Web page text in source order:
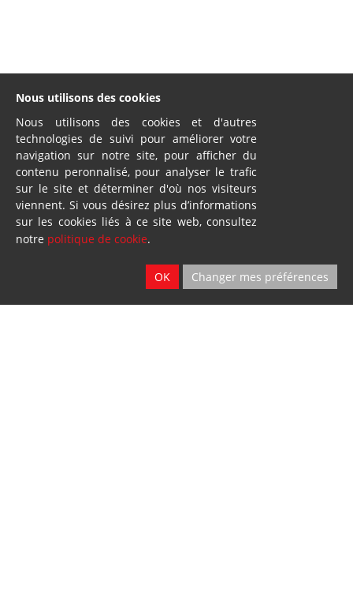
Nous utilisons des cookies
Nous utilisons des cookies et d'autres
technologies de suivi pour améliorer votre
navigation sur notre site, pour afficher du
contenu peronnalisé, pour analyser le trafic
sur le site et déterminer d'où nos visiteurs
viennent. Si vous désirez plus d’informations
sur les cookies liés à ce site web, consultez
notre politique de cookie.
OK Changer mes préférences